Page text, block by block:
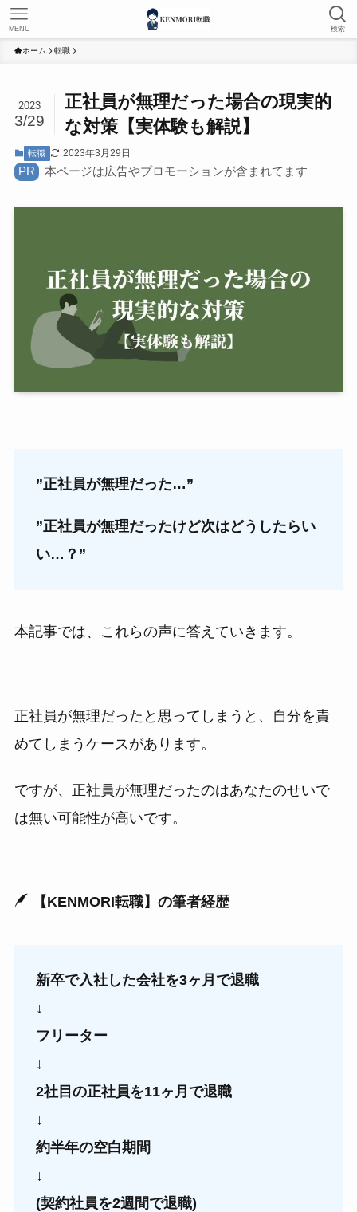
検索
MENU
ホーム 転職
正社員が無理だった場合の現実的
な対策【実体験も解説】
2023
3/29
転職 2023年3月29日
PR 本ページは広告やプロモーションが含まれてます
”正社員が無理だった…”
”正社員が無理だったけど次はどうしたらい
い…？”
本記事では、これらの声に答えていきます。
正社員が無理だったと思ってしまうと、自分を責
めてしまうケースがあります。
ですが、正社員が無理だったのはあなたのせいで
は無い可能性が高いです。
【KENMORI転職】の筆者経歴
新卒で入社した会社を3ヶ月で退職
↓
フリーター
↓
2社目の正社員を11ヶ月で退職
↓
約半年の空白期間
↓
(契約社員を2週間で退職)